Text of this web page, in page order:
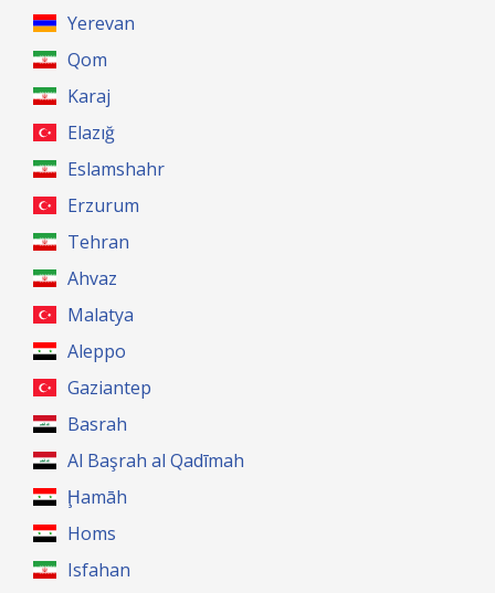
Yerevan
Qom
Karaj
Elazığ
Eslamshahr
Erzurum
Tehran
Ahvaz
Malatya
Aleppo
Gaziantep
Basrah
Al Başrah al Qadīmah
Ḩamāh
Homs
Isfahan